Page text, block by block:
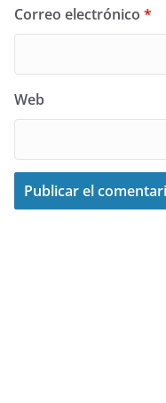
Correo electrónico *
Web